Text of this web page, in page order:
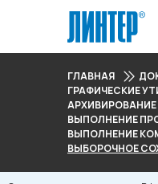
ГЛАВНАЯ
ГРАФИЧЕСКИЕ
АРХИВИРОВАНИЕ
ВЫПОЛНЕНИЕ
ВЫПОЛНЕНИЕ
ВЫБОРОЧНОЕ